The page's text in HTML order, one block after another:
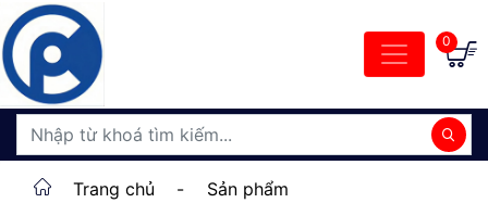
0
Trang chủ -
Sản phẩm